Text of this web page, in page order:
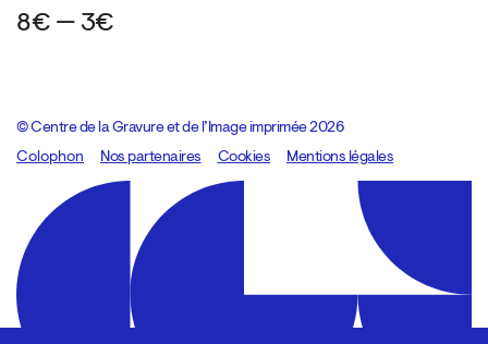
8€ — 3€
© Centre de la Gravure et de l’Image imprimée 2026
Colophon
Design:Marcel Kaczmarek, code:8080.studio
Nos partenaires Cookies Mentions légales